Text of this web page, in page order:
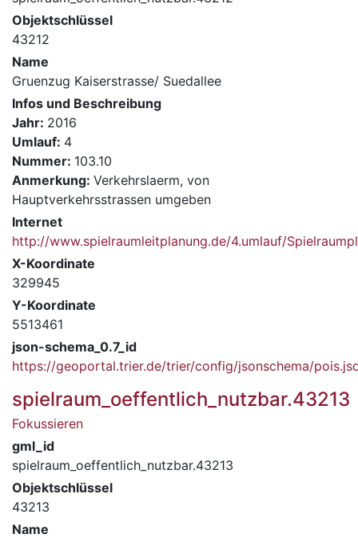
Objektschlüssel
43212
Name
Gruenzug Kaiserstrasse/ Suedallee
Infos und Beschreibung
Jahr: 2016
Umlauf: 4
Nummer: 103.10
Anmerkung: Verkehrslaerm, von
Hauptverkehrsstrassen umgeben
Internet
http://www.spielraumleitplanung.de/4.umlauf/
X-Koordinate
329945
Y-Koordinate
5513461
json-schema_0.7_id
https://geoportal.trier.de/trier/config/jsonschema/
spielraum_oeffentlich_nutzbar.43213
Fokussieren
gml_id
spielraum_oeffentlich_nutzbar.43213
Objektschlüssel
43213
Name